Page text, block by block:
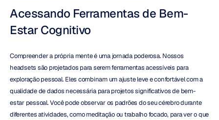
Acessando Ferramentas de Bem-
Estar Cognitivo
Compreender a própria mente é uma jornada poderosa. Nossos
headsets são projetados para serem ferramentas acessíveis para
exploração pessoal. Eles combinam um ajuste leve e confortável com a
qualidade de dados necessária para projetos significativos de bem-
estar pessoal. Você pode observar os padrões do seu cérebro durante
diferentes atividades, como meditação ou trabalho focado, para ver o que